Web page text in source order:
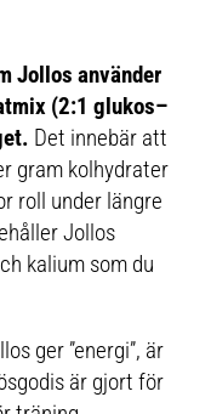
Jollos använder
(2:1 glukos–
Det innebär att
gram kolhydrater
roll under längre
Jollos
kalium som du
ger ”energi”, är
är gjort för